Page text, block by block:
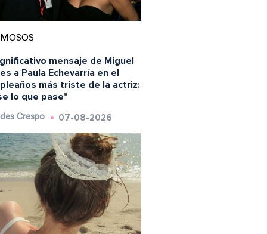
mensaje de Miguel
a Paula Echevarría en el
más triste de la actriz:
lo que pase"
Crespo 07-08-2026